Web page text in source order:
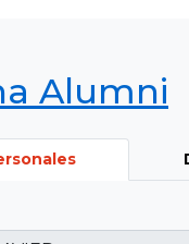
Alumni